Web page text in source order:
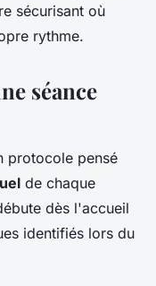
sécurisant où
rythme.
séance
protocole pensé
de chaque
dès l'accueil
identifiés lors du